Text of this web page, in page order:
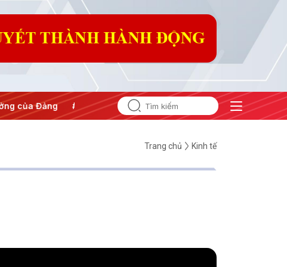
#Hội nghị Trung ương 3
Trang chủ Kinh tế